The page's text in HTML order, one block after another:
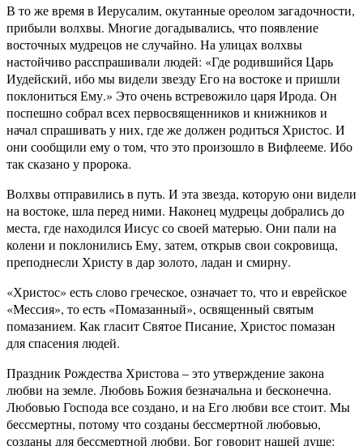
В то же время в Иерусалим, окутанные ореолом загадочности,
прибыли волхвы. Многие догадывались, что появление
восточных мудрецов не случайно. На улицах волхвы
настойчиво расспрашивали людей: «Где родившийся Царь
Иудейский, ибо мы видели звезду Его на востоке и пришли
поклониться Ему.» Это очень встревожило царя Ирода. Он
поспешно собрал всех первосвященников и книжников и
начал спрашивать у них, где же должен родиться Христос. И
они сообщили ему о том, что это произошло в Вифлееме. Ибо
так сказано у пророка.
Волхвы отправились в путь. И эта звезда, которую они видели
на востоке, шла перед ними. Наконец мудрецы добрались до
места, где находился Иисус со своей матерью. Они пали на
колени и поклонились Ему, затем, открыв свои сокровища,
преподнесли Христу в дар золото, ладан и смирну.
«Христос» есть слово греческое, означает то, что и еврейское
«Мессия», то есть «Помазанный», освященный святым
помазанием. Как гласит Святое Писание, Христос помазан
для спасения людей.
Праздник Рождества Христова – это утверждение закона
любви на земле. Любовь Божия безначальна и бесконечна.
Любовью Господа все создано, и на Его любви все стоит. Мы
бессмертны, потому что созданы бессмертной любовью,
созданы для бессмертной любви. Бог говорит нашей душе: